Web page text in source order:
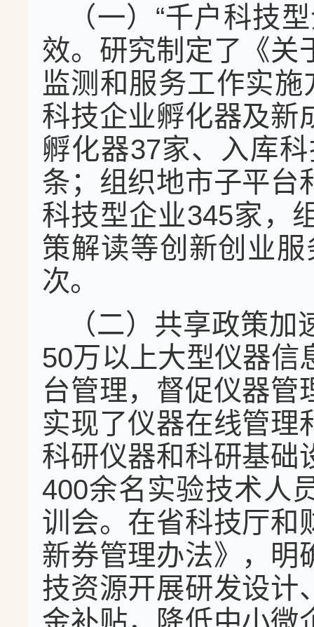
（一）“千户科技
效。研究制定了《关
监测和服务工作实
科技企业孵化器及新
孵化器37家、入库
条；组织地市子平台
科技型企业345家，
策解读等创新创业
次。
（二）共享政策
50万以上大型仪器信
台管理，督促仪器管
实现了仪器在线管理
科研仪器和科研基础
400余名实验技术人
训会。在省科技厅和
新券管理办法》，明
技资源开展研发设计